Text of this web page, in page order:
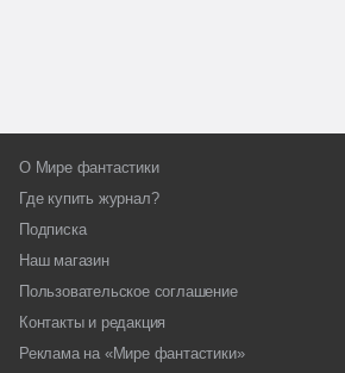
О Мире фантастики
Где купить журнал?
Подписка
Наш магазин
Пользовательское соглашение
Контакты и редакция
Реклама на «Мире фантастики»